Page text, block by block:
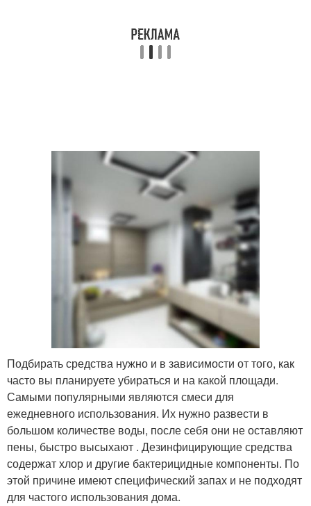
Подбирать средства нужно и в зависимости от того, как
часто вы планируете убираться и на какой площади.
Самыми популярными являются смеси для
ежедневного использования. Их нужно развести в
большом количестве воды, после себя они не оставляют
пены, быстро высыхают . Дезинфицирующие средства
содержат хлор и другие бактерицидные компоненты. По
этой причине имеют специфический запах и не подходят
для частого использования дома.